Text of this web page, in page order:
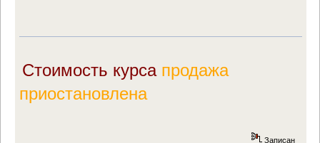
Стоимость курса продажа
приостановлена
Записан